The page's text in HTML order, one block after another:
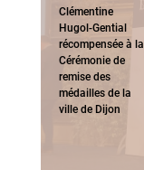
Clémentine
Hugol-Gential
récompensée à la
Cérémonie de
remise des
médailles de la
ville de Dijon